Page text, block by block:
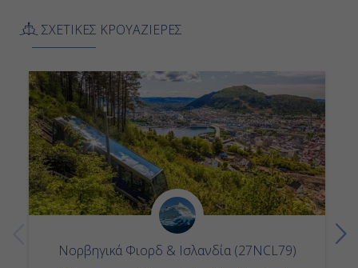
ΣΧΕΤΙΚΕΣ ΚΡΟΥΑΖΙΕΡΕΣ
Νορβηγικά Φιορδ & Ισλανδία (27NCL79)